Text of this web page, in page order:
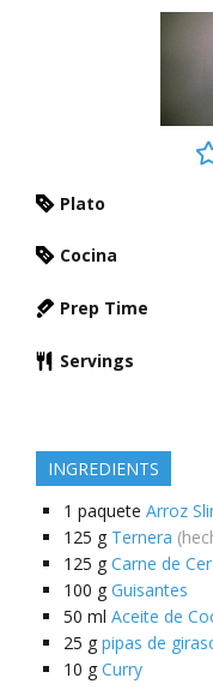
Plato
Cocina
Prep Time
Servings
INGREDIENTS
1 paquete Arroz
125 g Ternera
125 g Carne de
100 g Guisantes
50 ml Aceite de
25 g pipas de
10 g Curry